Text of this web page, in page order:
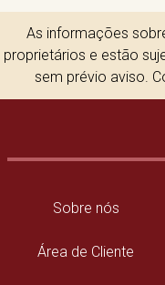
As informações
proprietários e estão
sem prévio aviso.
Sobre nós
Área de Cliente